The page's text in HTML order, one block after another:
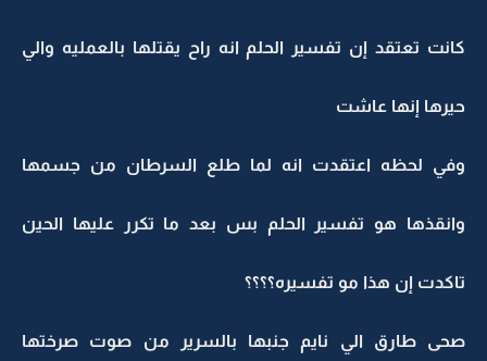
كانت تعتقد إن تفسير الحلم انه راح يقتلها بالعمليه والي
حيرها إنها عاشت
وفي لحظه اعتقدت انه لما طلع السرطان من جسمها
وانقذها هو تفسير الحلم بس بعد ما تكرر عليها الحين
تاكدت إن هذا مو تفسيره؟؟؟؟
صحى طارق الي نايم جنبها بالسرير من صوت صرختها